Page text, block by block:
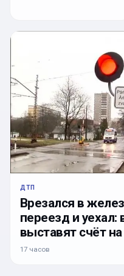
ДТП
Врезался в
переезд и уехал:
выставят счёт
17 часов